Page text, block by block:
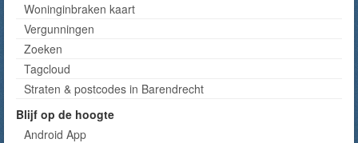
Woninginbraken kaart
Vergunningen
Zoeken
Tagcloud
Straten & postcodes in Barendrecht
Blijf op de hoogte
Android App